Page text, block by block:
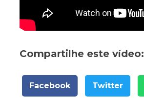
Compartilhe este vídeo:
Facebook Twitter